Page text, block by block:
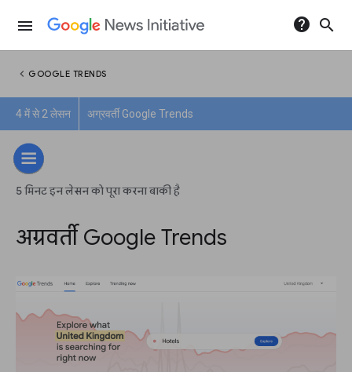
menu help search
chevron_left GOOGLE TRENDS
4 में से 2 लेसन अग्रवर्ती Google Trends
5 मिनट इन लेसन को पूरा करना बाकी है
अग्रवर्ती Google Trends